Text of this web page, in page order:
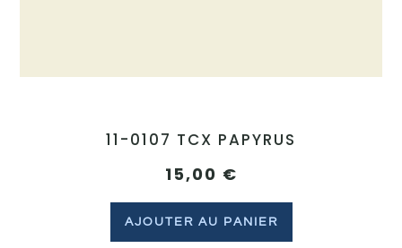
11-0107 TCX PAPYRUS
15,00 €
AJOUTER AU PANIER